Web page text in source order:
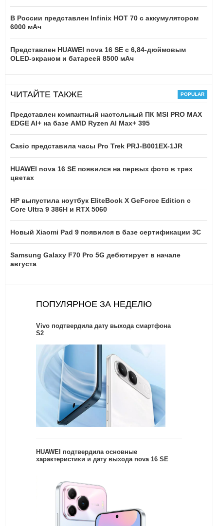
В России представлен Infinix HOT 70 с аккумулятором
6000 мАч
Представлен HUAWEI nova 16 SE с 6,84-дюймовым
OLED-экраном и батареей 8500 мАч
ЧИТАЙТЕ ТАКЖЕ
Представлен компактный настольный ПК MSI PRO MAX
EDGE AI+ на базе AMD Ryzen AI Max+ 395
Casio представила часы Pro Trek PRJ-B001EX-1JR
HUAWEI nova 16 SE появился на первых фото в трех
цветах
HP выпустила ноутбук EliteBook X GeForce Edition с
Core Ultra 9 386H и RTX 5060
Новый Xiaomi Pad 9 появился в базе сертификации 3C
Samsung Galaxy F70 Pro 5G дебютирует в начале
августа
ПОПУЛЯРНОЕ ЗА НЕДЕЛЮ
Vivo подтвердила дату выхода смартфона
S2
HUAWEI подтвердила основные
характеристики и дату выхода nova 16 SE